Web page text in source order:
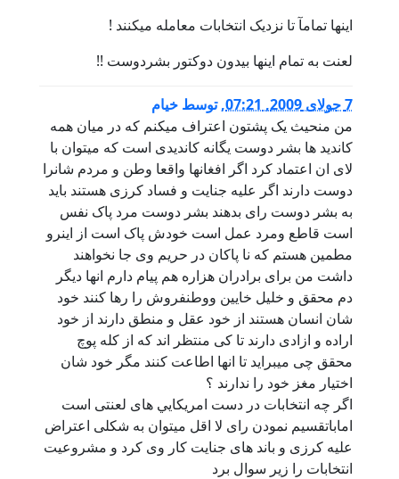
اینها تمامآ تا نزدیک انتخابات معامله میکنند !
لعنت به تمام اینها بیدون دوکتور بشردوست !!
7 جولای 2009, 07:21 ,توسط خيام
من منحيث يک پشتون اعتراف ميکنم که در ميان همه
کانديد ها بشر دوست يگانه کانديدى است که ميتوان با
لاى ان اعتماد کرد اگر افغانها واقعا وطن و مردم شانرا
دوست دارند اگر عليه جنايت و فساد کرزى هستند بايد
به بشر دوست راى بدهند بشر دوست مرد پاک نفس
است قاطع ومرد عمل است خودش پاک است از اينرو
مطمين هستم که نا پاکان در حريم وى جا نخواهند
داشت من براى برادران هزاره هم پيام دارم انها ديگر
دم محقق و خليل خايين ووطنفروش را رها کنند خود
شان انسان هستند از خود عقل و منطق دارند از خود
اراده و ازادى دارند تا کى منتظر اند که از کله پوچ
محقق چى ميبرايد تا انها اطاعت کنند مگر خود شان
اختيار مغز خود را ندارند ؟
اگر چه انتخابات در دست امريکايي هاى لعنتى است
اماباتقسيم نمودن راى لا اقل ميتوان به شکلى اعتراض
عليه کرزى و باند هاى جنايت کار وى کرد و مشروعيت
انتخابات را زير سوال برد